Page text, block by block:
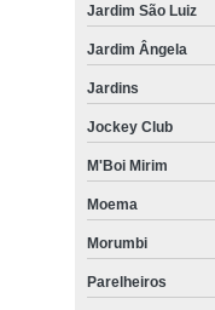
Jardim São Luiz
Jardim Ângela
Jardins
Jockey Club
M'Boi Mirim
Moema
Morumbi
Parelheiros